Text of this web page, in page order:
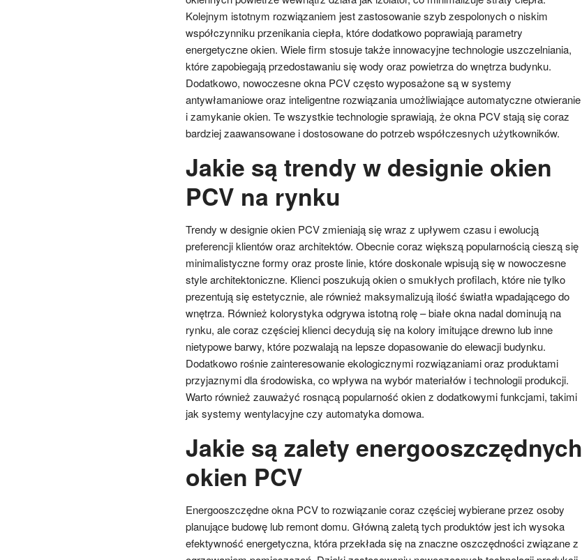
Kolejnym istotnym rozwiązaniem jest zastosowanie szyb zespolonych o niskim
współczynniku przenikania ciepła, które dodatkowo poprawiają parametry
energetyczne okien. Wiele firm stosuje także innowacyjne technologie uszczelniania,
które zapobiegają przedostawaniu się wody oraz powietrza do wnętrza budynku.
Dodatkowo, nowoczesne okna PCV często wyposażone są w systemy
antywłamaniowe oraz inteligentne rozwiązania umożliwiające automatyczne otwieranie
i zamykanie okien. Te wszystkie technologie sprawiają, że okna PCV stają się coraz
bardziej zaawansowane i dostosowane do potrzeb współczesnych użytkowników.
Jakie są trendy w designie okien
PCV na rynku
Trendy w designie okien PCV zmieniają się wraz z upływem czasu i ewolucją
preferencji klientów oraz architektów. Obecnie coraz większą popularnością cieszą się
minimalistyczne formy oraz proste linie, które doskonale wpisują się w nowoczesne
style architektoniczne. Klienci poszukują okien o smukłych profilach, które nie tylko
prezentują się estetycznie, ale również maksymalizują ilość światła wpadającego do
wnętrza. Również kolorystyka odgrywa istotną rolę – białe okna nadal dominują na
rynku, ale coraz częściej klienci decydują się na kolory imitujące drewno lub inne
nietypowe barwy, które pozwalają na lepsze dopasowanie do elewacji budynku.
Dodatkowo rośnie zainteresowanie ekologicznymi rozwiązaniami oraz produktami
przyjaznymi dla środowiska, co wpływa na wybór materiałów i technologii produkcji.
Warto również zauważyć rosnącą popularność okien z dodatkowymi funkcjami, takimi
jak systemy wentylacyjne czy automatyka domowa.
Jakie są zalety energooszczędnych
okien PCV
Energooszczędne okna PCV to rozwiązanie coraz częściej wybierane przez osoby
planujące budowę lub remont domu. Główną zaletą tych produktów jest ich wysoka
efektywność energetyczna, która przekłada się na znaczne oszczędności związane z